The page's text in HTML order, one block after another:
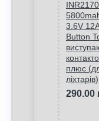
3.6V
Button
плюс
ліхтарів)
290.00